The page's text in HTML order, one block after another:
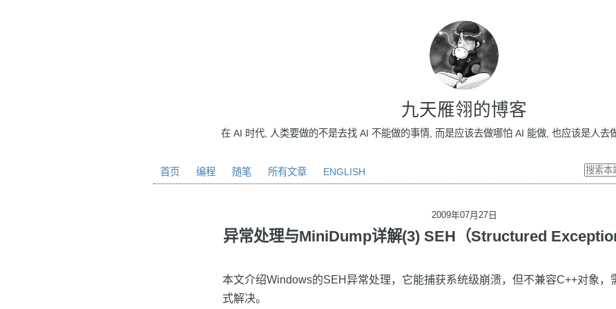
九天雁翎的博客
在 AI 时代, 人类要做的不是去找 AI 不能做的事情, 而是应该去做哪怕 AI 能做, 也应该是人去
首页 编程 随笔 所有文章 ENGLISH
2009年07月27日
异常处理与MiniDump详解(3) SEH（Structured
本文介绍Windows的SEH异常处理，它能捕获系统级崩溃，但不兼容C++对象，
式解决。